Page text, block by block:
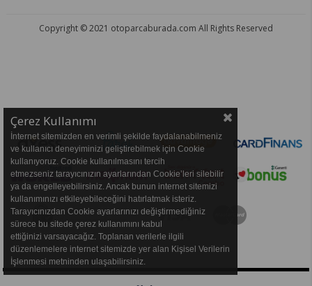
Copyright © 2021 otoparcaburada.com All Rights Reserved
Çerez Kullanımı
İnternet sitemizden en verimli şekilde faydalanabilmeniz
ve kullanıcı deneyiminizi geliştirebilmek için Cookie
kullanıyoruz. Cookie kullanılmasını tercih
etmezseniz tarayıcınızın ayarlarından Cookie’leri silebilir
ya da engelleyebilirsiniz. Ancak bunun internet sitemizi
kullanımınızı etkileyebileceğini hatırlatmak isteriz.
Tarayıcınızdan Cookie ayarlarınızı değiştirmediğiniz
sürece bu sitede çerez kullanımını kabul
ettiğinizi varsayacağız. Toplanan verilerle ilgili
düzenlemelere internet sitemizde yer alan Kişisel Verilerin
İşlenmesi metninden ulaşabilirsiniz.